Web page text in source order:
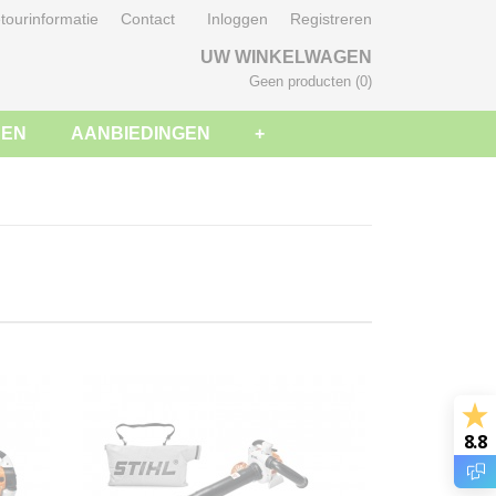
Contact Inloggen Registreren
UW WINKELWAGEN
Geen producten (0)
AANBIEDINGEN +
8.8